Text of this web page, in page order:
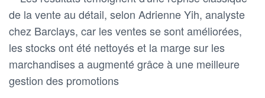
de la vente au détail, selon Adrienne Yih, analyste
chez Barclays, car les ventes se sont améliorées,
les stocks ont été nettoyés et la marge sur les
marchandises a augmenté grâce à une meilleure
gestion des promotions